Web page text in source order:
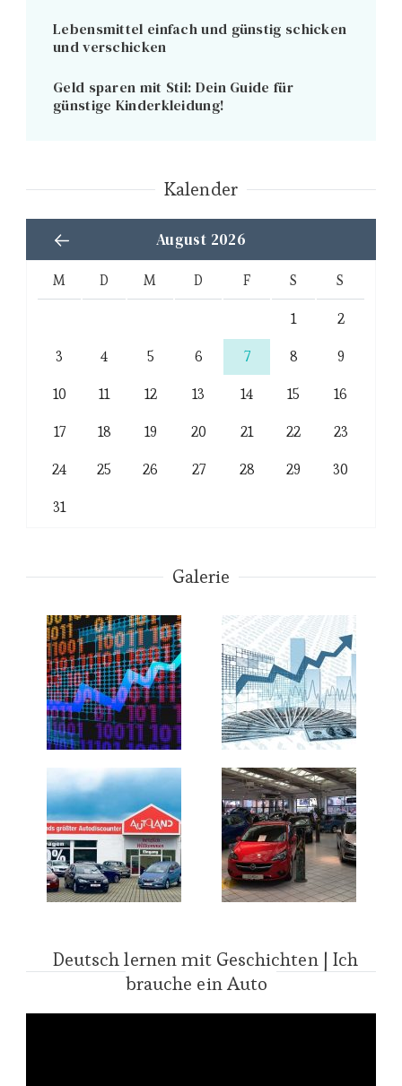
Lebensmittel einfach und günstig schicken
und verschicken
Geld sparen mit Stil: Dein Guide für
günstige Kinderkleidung!
Kalender
August 2026
M D M D F S S
1
2
3
4 5 6 7 8
9
10
11 12 13 14 15
16
17
18 19 20 21 22
23
24
25 26 27 28 29
30
31
Galerie
Deutsch lernen mit Geschichten | Ich
brauche ein Auto